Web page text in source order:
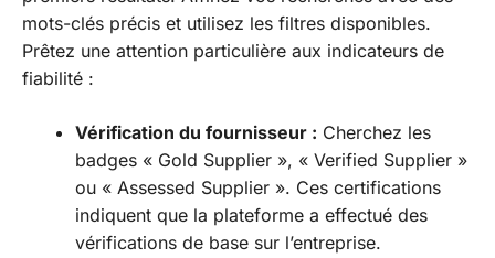
mots-clés précis et utilisez les filtres disponibles.
Prêtez une attention particulière aux indicateurs de
fiabilité :
Vérification du fournisseur : Cherchez les
badges « Gold Supplier », « Verified Supplier »
ou « Assessed Supplier ». Ces certifications
indiquent que la plateforme a effectué des
vérifications de base sur l’entreprise.